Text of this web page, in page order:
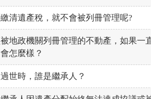
清遺產稅，就不會被列冊管理呢?
地政機關列冊管理的不動產，如果一
怎麼樣？
世時，誰是繼承人？